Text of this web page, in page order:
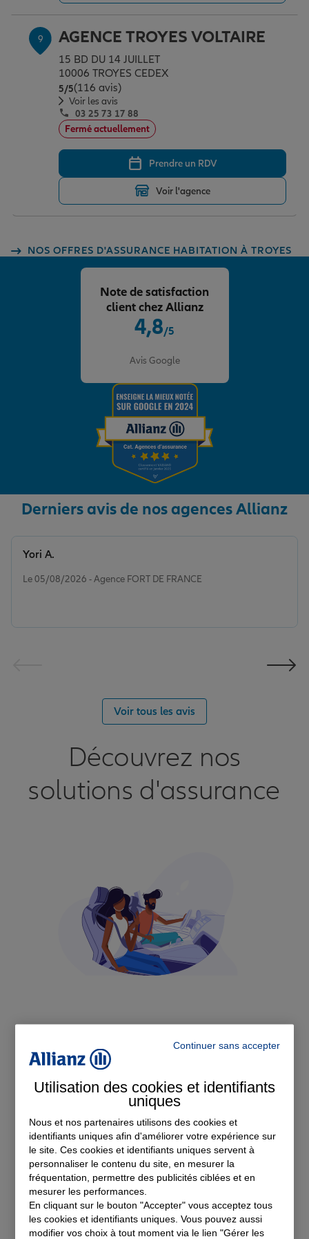
9 AGENCE TROYES VOLTAIRE
15 BD DU 14 JUILLET
10006 TROYES CEDEX
5/5Note de 5 sur 5
(116 avis)
Voir les avis
03 25 73 17 88
Fermé actuellement
Prendre un RDV
Voir l'agence
NOS OFFRES D'ASSURANCE HABITATION À TROYES
4,8/5
Avis Google
Note de satisfaction
client chez Allianz
Derniers avis de nos agences Allianz
Le 05/08/2026 - Agence FORT DE FRANCE
Yori A.
Voir tous les avis
Découvrez nos
solutions d'assurance
Assurance auto
Devis Assurance Auto
Nos offres d'assurance à
Troyes
Continuer sans accepter
Utilisation des cookies et identifiants
uniques
Nous et nos partenaires utilisons des cookies et
identifiants uniques afin d'améliorer votre expérience sur
le site. Ces cookies et identifiants uniques servent à
personnaliser le contenu du site, en mesurer la
fréquentation, permettre des publicités ciblées et en
mesurer les performances.
En cliquant sur le bouton "Accepter" vous acceptez tous
les cookies et identifiants uniques. Vous pouvez aussi
modifier vos choix à tout moment via le lien "Gérer les